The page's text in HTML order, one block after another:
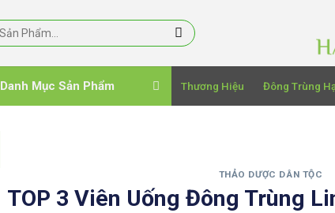
Danh Mục Sản Phẩm Thương Hiệu Đông Trùng
THẢO DƯỢC DÂN TỘC
TOP 3 Viên Uống Đông Trùng